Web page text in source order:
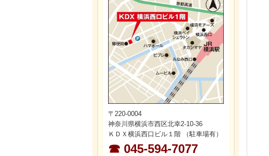
〒220-0004
神奈川県横浜市西区北幸2-10-36
ＫＤＸ横浜西口ビル１階 （駐車場有）
☎ 045-594-7077